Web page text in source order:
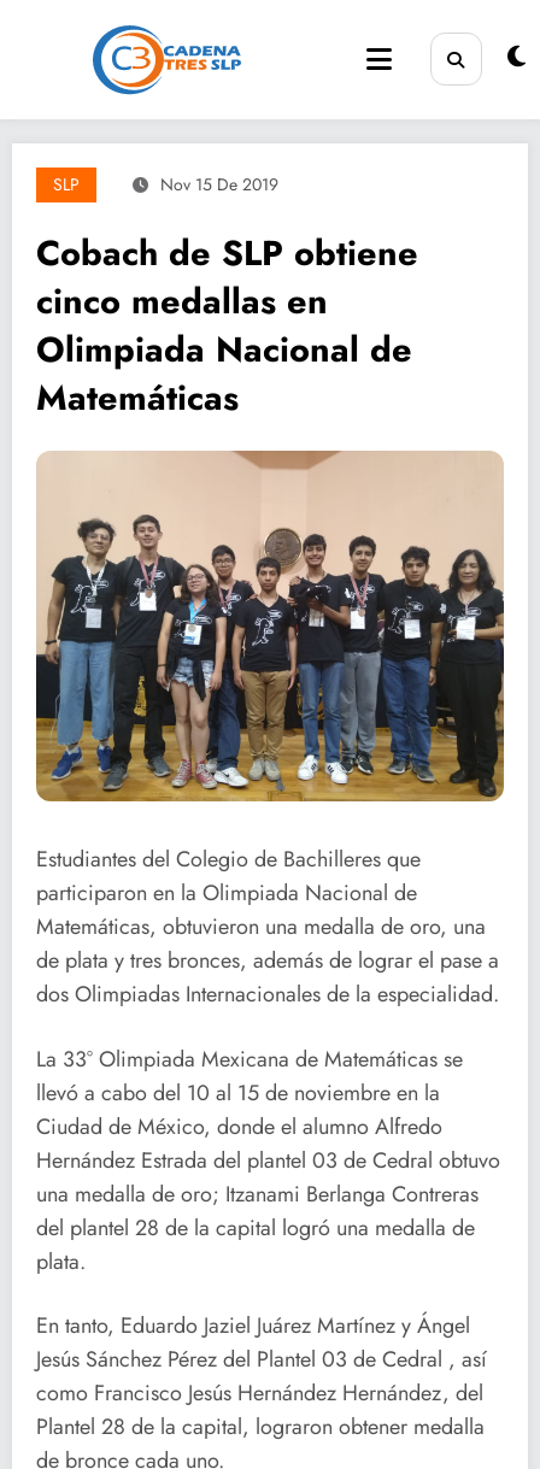
SLP Nov 15 De 2019
Cobach de SLP obtiene
cinco medallas en
Olimpiada Nacional de
Matemáticas
Estudiantes del Colegio de Bachilleres que
participaron en la Olimpiada Nacional de
Matemáticas, obtuvieron una medalla de oro, una
de plata y tres bronces, además de lograr el pase a
dos Olimpiadas Internacionales de la especialidad.
La 33° Olimpiada Mexicana de Matemáticas se
llevó a cabo del 10 al 15 de noviembre en la
Ciudad de México, donde el alumno Alfredo
Hernández Estrada del plantel 03 de Cedral obtuvo
una medalla de oro; Itzanami Berlanga Contreras
del plantel 28 de la capital logró una medalla de
plata.
En tanto, Eduardo Jaziel Juárez Martínez y Ángel
Jesús Sánchez Pérez del Plantel 03 de Cedral , así
como Francisco Jesús Hernández Hernández, del
Plantel 28 de la capital, lograron obtener medalla
de bronce cada uno.